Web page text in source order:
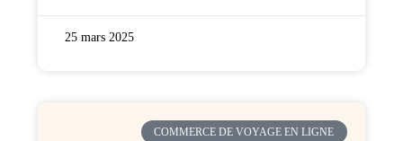
25 mars 2025
COMMERCE DE VOYAGE EN LIGNE